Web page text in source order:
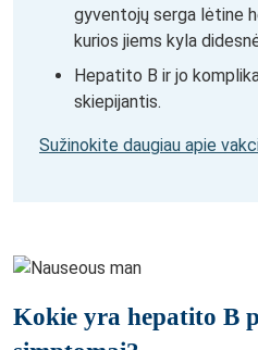
gyventojų serga lėtine
kurios jiems kyla
Hepatito B ir jo
skiepijantis.
Sužinokite daugiau apie
Kokie yra hepatito B